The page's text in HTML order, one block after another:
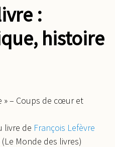
:
histoire
» – Coups de cœur et
livre de François Lefèvre
Monde des livres)